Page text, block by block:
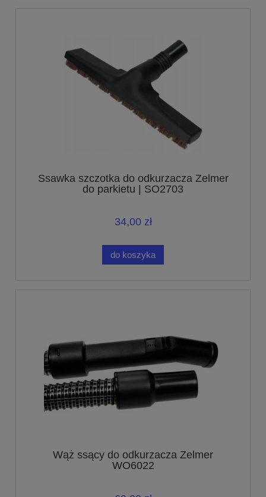
Ssawka szczotka do odkurzacza Zelmer
do parkietu | SO2703
34,00 zł
do koszyka
Wąż ssący do odkurzacza Zelmer
WO6022